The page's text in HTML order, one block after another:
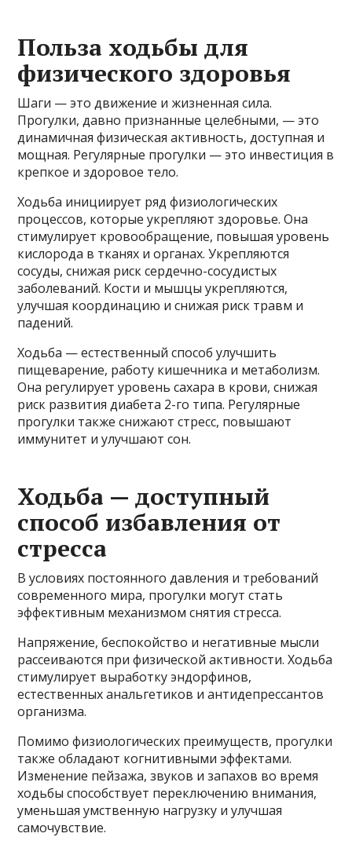
Польза ходьбы для
физического здоровья
Шаги — это движение и жизненная сила.
Прогулки, давно признанные целебными, — это
динамичная физическая активность, доступная и
мощная. Регулярные прогулки — это инвестиция в
крепкое и здоровое тело.
Ходьба инициирует ряд физиологических
процессов, которые укрепляют здоровье. Она
стимулирует кровообращение, повышая уровень
кислорода в тканях и органах. Укрепляются
сосуды, снижая риск сердечно-сосудистых
заболеваний. Кости и мышцы укрепляются,
улучшая координацию и снижая риск травм и
падений.
Ходьба — естественный способ улучшить
пищеварение, работу кишечника и метаболизм.
Она регулирует уровень сахара в крови, снижая
риск развития диабета 2-го типа. Регулярные
прогулки также снижают стресс, повышают
иммунитет и улучшают сон.
Ходьба — доступный
способ избавления от
стресса
В условиях постоянного давления и требований
современного мира, прогулки могут стать
эффективным механизмом снятия стресса.
Напряжение, беспокойство и негативные мысли
рассеиваются при физической активности. Ходьба
стимулирует выработку эндорфинов,
естественных анальгетиков и антидепрессантов
организма.
Помимо физиологических преимуществ, прогулки
также обладают когнитивными эффектами.
Изменение пейзажа, звуков и запахов во время
ходьбы способствует переключению внимания,
уменьшая умственную нагрузку и улучшая
самочувствие.